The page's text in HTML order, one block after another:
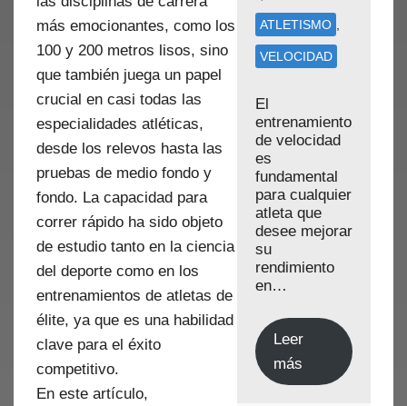
más emocionantes, como los
100 y 200 metros lisos, sino
que también juega un papel
crucial en casi todas las
especialidades atléticas,
desde los relevos hasta las
pruebas de medio fondo y
fondo. La capacidad para
correr rápido ha sido objeto
de estudio tanto en la ciencia
del deporte como en los
entrenamientos de atletas de
élite, ya que es una habilidad
clave para el éxito
competitivo.
En este artículo,
ATLETISMO
VELOCIDAD
El
entrenamiento
de velocidad
es
fundamental
para cualquier
atleta que
desee mejorar
su
rendimiento
en…
Leer
más